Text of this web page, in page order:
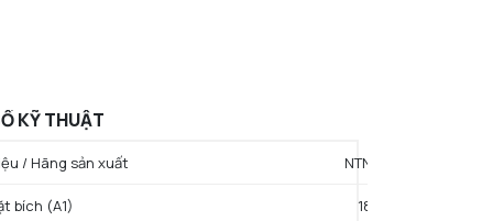
KỸ THUẬT
/ Hãng sản xuất NTN
bích (A1)
18